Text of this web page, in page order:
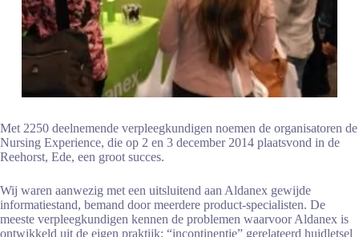
Met 2250 deelnemende verpleegkundigen noemen de organisatoren de
Nursing Experience, die op 2 en 3 december 2014 plaatsvond in de
Reehorst, Ede, een groot succes.
Wij waren aanwezig met een uitsluitend aan Aldanex gewijde
informatiestand, bemand door meerdere product-specialisten. De
meeste verpleegkundigen kennen de problemen waarvoor Aldanex is
ontwikkeld uit de eigen praktijk: “incontinentie” gerelateerd huidletsel